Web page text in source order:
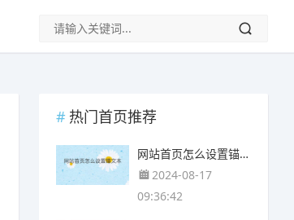
热门首页推荐
网站首页怎么设置锚文本 怎么查找可发锚文本网站
2024-08-17
09:36:42